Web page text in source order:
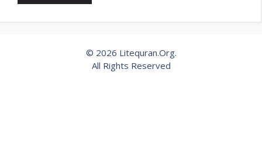
© 2026 Litequran.Org.
All Rights Reserved